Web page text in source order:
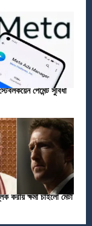
পেমেন্ট সুবিধা
করায় ক্ষমা চাইলো মেটা